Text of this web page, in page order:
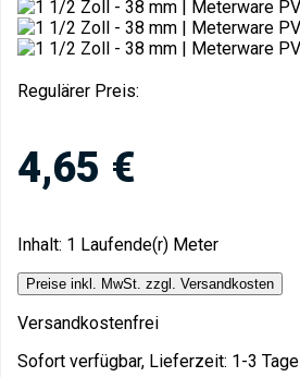
Regulärer Preis:
4,65 €
Inhalt: 1 Laufende(r) Meter
Preise inkl. MwSt. zzgl. Versandkosten
Versandkostenfrei
Sofort verfügbar, Lieferzeit: 1-3 Tage